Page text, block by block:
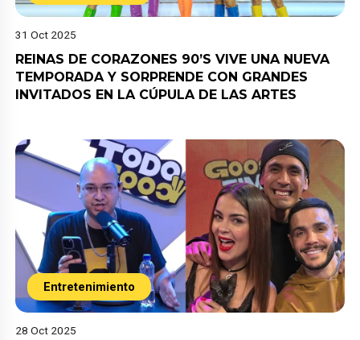
31 Oct 2025
REINAS DE CORAZONES 90’S VIVE UNA NUEVA
TEMPORADA Y SORPRENDE CON GRANDES
INVITADOS EN LA CÚPULA DE LAS ARTES
Entretenimiento
28 Oct 2025